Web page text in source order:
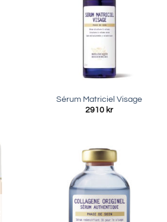
Sérum Matriciel Visage
2910 kr